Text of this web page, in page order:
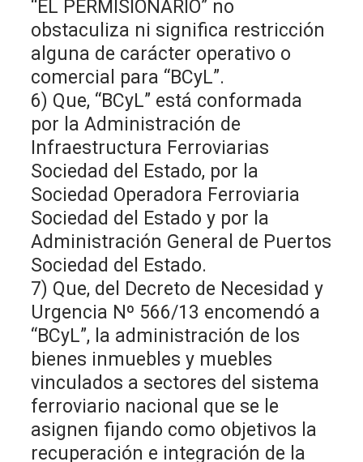
“EL PERMISIONARIO” no
obstaculiza ni significa restricción
alguna de carácter operativo o
comercial para “BCyL”.
6) Que, “BCyL” está conformada
por la Administración de
Infraestructura Ferroviarias
Sociedad del Estado, por la
Sociedad Operadora Ferroviaria
Sociedad del Estado y por la
Administración General de Puertos
Sociedad del Estado.
7) Que, del Decreto de Necesidad y
Urgencia Nº 566/13 encomendó a
“BCyL”, la administración de los
bienes inmuebles y muebles
vinculados a sectores del sistema
ferroviario nacional que se le
asignen fijando como objetivos la
recuperación e integración de la